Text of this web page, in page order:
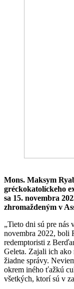
Mons. Maksym
gréckokatolíckeho
sa 15. novembra
zhromaždeným v
„Tieto dni sú pre nás
novembra 2022, boli
redemptoristi z
Geleta. Zajali ich
žiadne správy.
okrem iného ťažkú
všetkých, ktorí sú v